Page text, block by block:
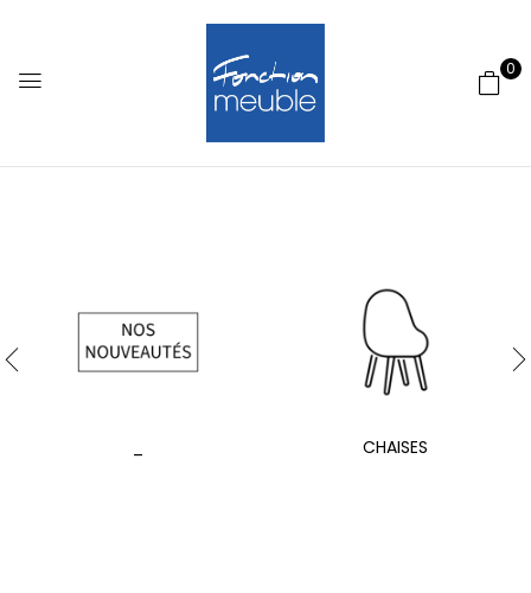
0
CHAISES